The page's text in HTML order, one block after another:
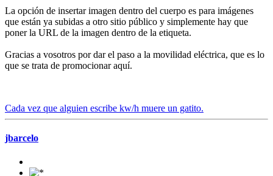
La opción de insertar imagen dentro del cuerpo es para imágenes
que están ya subidas a otro sitio público y simplemente hay que
poner la URL de la imagen dentro de la etiqueta.
Gracias a vosotros por dar el paso a la movilidad eléctrica, que es lo
que se trata de promocionar aquí.
Cada vez que alguien escribe kw/h muere un gatito.
jbarcelo